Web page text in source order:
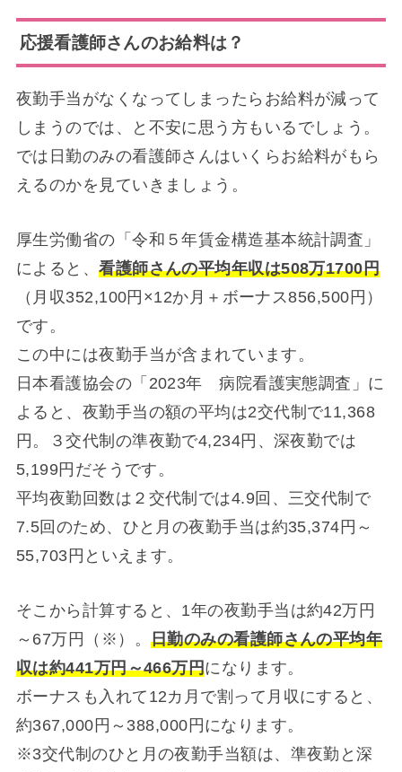
応援看護師さんのお給料は？
夜勤手当がなくなってしまったらお給料が減って
しまうのでは、と不安に思う方もいるでしょう。
では日勤のみの看護師さんはいくらお給料がもら
えるのかを見ていきましょう。
厚生労働省の「令和５年賃金構造基本統計調査」
によると、看護師さんの平均年収は508万1700円
（月収352,100円×12か月＋ボーナス856,500円）
です。
この中には夜勤手当が含まれています。
日本看護協会の「2023年 病院看護実態調査」に
よると、夜勤手当の額の平均は2交代制で11,368
円。３交代制の準夜勤で4,234円、深夜勤では
5,199円だそうです。
平均夜勤回数は２交代制では4.9回、三交代制で
7.5回のため、ひと月の夜勤手当は約35,374円～
55,703円といえます。
そこから計算すると、1年の夜勤手当は約42万円
～67万円（※）。 日勤のみの看護師さんの平均年
収は約441万円～466万円になります。
ボーナスも入れて12カ月で割って月収にすると、
約367,000円～388,000円になります。
※3交代制のひと月の夜勤手当額は、準夜勤と深